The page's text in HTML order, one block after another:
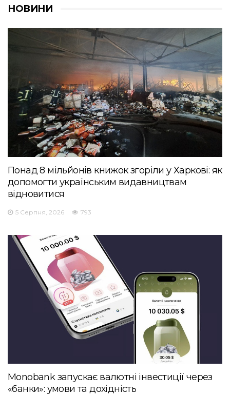
НОВИНИ
Понад 8 мільйонів книжок згоріли у Харкові: як
допомогти українським видавництвам
відновитися
5 Серпня, 2026 793
Monobank запускає валютні інвестиції через
«банки»: умови та дохідність